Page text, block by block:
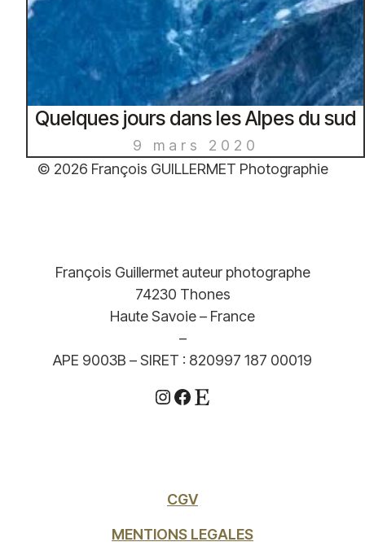
Quelques jours dans les Alpes du sud
9 mars 2020
© 2026 François GUILLERMET Photographie
François Guillermet auteur photographe
74230 Thones
Haute Savoie – France
–
APE 9003B – SIRET : 820997 187 00019
Instagram
Facebook
Etsy
CGV
MENTIONS LEGALES